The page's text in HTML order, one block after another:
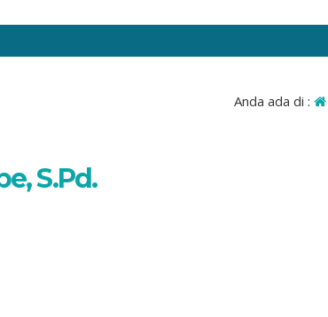
Anda ada di :
S.Pd.